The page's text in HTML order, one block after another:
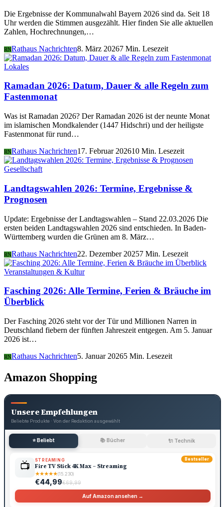
Die Ergebnisse der Kommunalwahl Bayern 2026 sind da. Seit 18
Uhr werden die Stimmen ausgezählt. Hier finden Sie alle aktuellen
Zahlen, Hochrechnungen,…
RNRathaus Nachrichten8. März 20267 Min. Lesezeit
Lokales
Ramadan 2026: Datum, Dauer & alle Regeln zum
Fastenmonat
Was ist Ramadan 2026? Der Ramadan 2026 ist der neunte Monat
im islamischen Mondkalender (1447 Hidschri) und der heiligste
Fastenmonat für rund…
RNRathaus Nachrichten17. Februar 202610 Min. Lesezeit
Gesellschaft
Landtagswahlen 2026: Termine, Ergebnisse &
Prognosen
Update: Ergebnisse der Landtagswahlen – Stand 22.03.2026 Die
ersten beiden Landtagswahlen 2026 sind entschieden. In Baden-
Württemberg wurden die Grünen am 8. März…
RNRathaus Nachrichten22. Dezember 20257 Min. Lesezeit
Veranstaltungen & Kultur
Fasching 2026: Alle Termine, Ferien & Bräuche im
Überblick
Der Fasching 2026 steht vor der Tür und Millionen Narren in
Deutschland fiebern der fünften Jahreszeit entgegen. Am 5. Januar
2026 ist…
RNRathaus Nachrichten5. Januar 20265 Min. Lesezeit
Amazon Shopping
Unsere Empfehlungen
Beliebte Produkte · Von der Redaktion ausgewählt
⭐ Beliebt 📚 Bücher 🔌 Technik
Bestseller
📺 STREAMING
Fire TV Stick 4K Max – Streaming
★★★★★(15.230)
€44,99€69,99
Auf Amazon ansehen →